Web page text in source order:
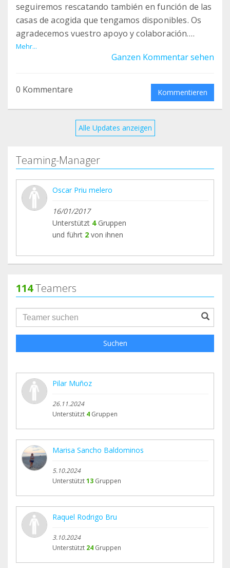
seguiremos rescatando también en función de las
casas de acogida que tengamos disponibles. Os
agradecemos vuestro apoyo y colaboración.
Gracias.
Mehr...
Ganzen Kommentar sehen
0 Kommentare Kommentieren
Alle Updates anzeigen
Teaming-Manager
Oscar Priu melero
16/01/2017
Unterstützt 4Gruppen
und führt 2 von ihnen
114Teamers
groupProfile.searchForm.search.text???
Suchen
Pilar Muñoz
26.11.2024
Unterstützt 4 Gruppen
Marisa Sancho Baldominos
5.10.2024
Unterstützt13 Gruppen
Raquel Rodrigo Bru
3.10.2024
Unterstützt 24 Gruppen